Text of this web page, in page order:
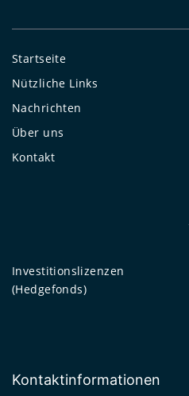
Startseite
Nützliche Links
Nachrichten
Über uns
Kontakt
Investitionslizenzen
(Hedgefonds)
Kontaktinformationen